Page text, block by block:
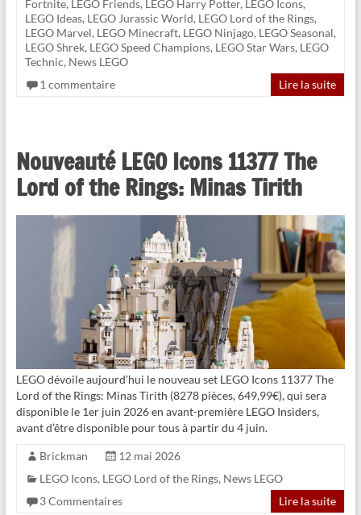
Fortnite, LEGO Friends, LEGO Harry Potter, LEGO Icons,
LEGO Ideas, LEGO Jurassic World, LEGO Lord of the Rings,
LEGO Marvel, LEGO Minecraft, LEGO Ninjago, LEGO Seasonal,
LEGO Shrek, LEGO Speed Champions, LEGO Star Wars, LEGO
Technic, News LEGO
1 commentaire
Lire la suite
Nouveauté LEGO Icons 11377 The
Lord of the Rings: Minas Tirith
LEGO dévoile aujourd’hui le nouveau set LEGO Icons 11377 The
Lord of the Rings: Minas Tirith (8278 pièces, 649,99€), qui sera
disponible le 1er juin 2026 en avant-première LEGO Insiders,
avant d’être disponible pour tous à partir du 4 juin.
Brickman
12 mai 2026
LEGO Icons, LEGO Lord of the Rings, News LEGO
3 Commentaires
Lire la suite